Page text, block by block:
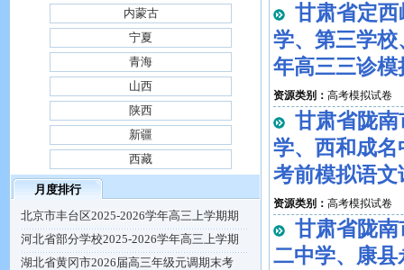
内蒙古
宁夏
青海
山西
陕西
新疆
西藏
月度排行
北京市丰台区2025-2026学年高三上学期期
河北省部分学校2025-2026学年高三上学期
湖北省黄冈市2026届高三年级元调期末考
甘肃省定
学、第三学校
年高三三诊
资源类别： 高考模拟试卷
甘肃省陇
学、西和成名
考前模拟语
资源类别： 高考模拟试卷
甘肃省陇
二中学、康县